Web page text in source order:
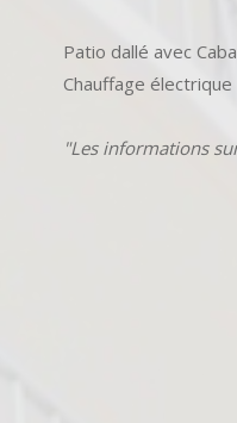
Patio dallé avec
Chauffage
"Les informations